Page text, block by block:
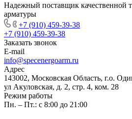
Надежный поставщик качественной
арматуры
+7 (910) 459-39-38
+7 (910) 459-39-38
Заказать звонок
E-mail
info@specenergoarm.ru
Адрес
143002, Московская Область, г.о.
ул Акуловская, д. 2, стр. 4, ком. 28
Режим работы
Пн. – Пт.: с 8:00 до 21:00